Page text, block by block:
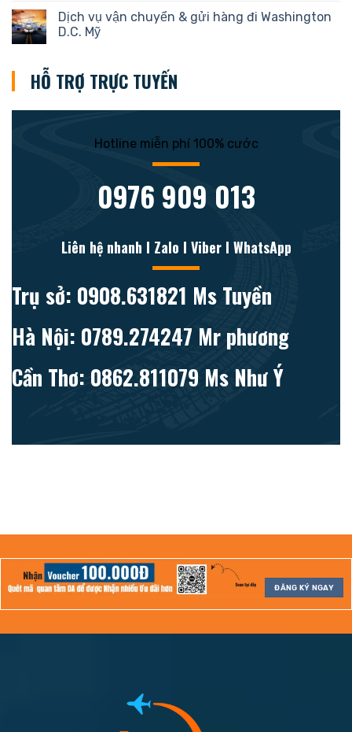
Dịch vụ vận chuyển & gửi hàng đi Washington
D.C. Mỹ
HỖ TRỢ TRỰC TUYẾN
Hotline miễn phí 100% cước
0976 909 013
Liên hệ nhanh l Zalo l Viber l WhatsApp
Trụ sở: 0908.631821 Ms Tuyền
Hà Nội: 0789.274247 Mr phương
Cần Thơ: 0862.811079 Ms Như Ý
ĐĂNG KÝ NGAY